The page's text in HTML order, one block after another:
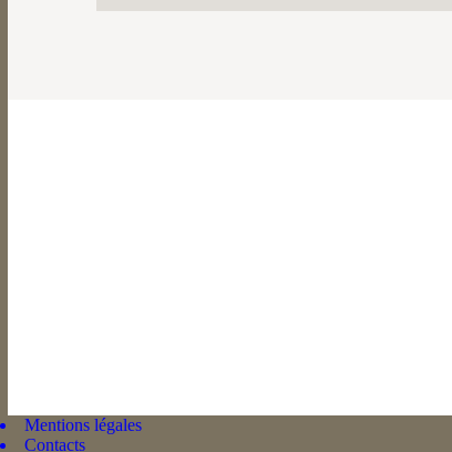
Mentions légales
Contacts